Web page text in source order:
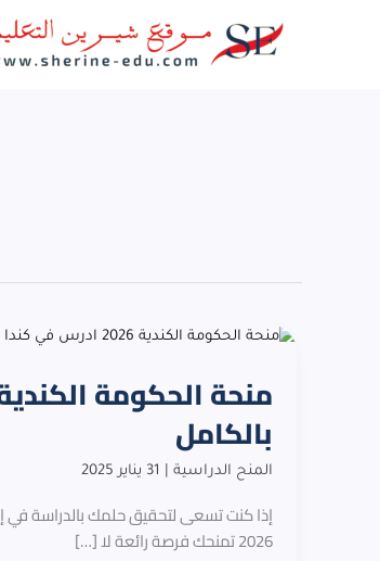
بالكامل
المنح الدراسية 31 يناير 2025
إذا كنت تسعى لتحقيق حلمك بالدراسة في
2026 تمنحك فرصة رائعة لا […]
منحة
الكندية
2026
|
ادرس
كندا
بشكل